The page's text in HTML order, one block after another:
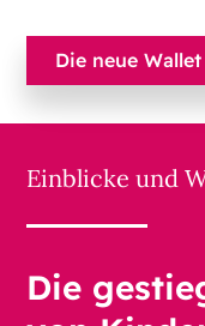
Die neue
Einblicke und
Die